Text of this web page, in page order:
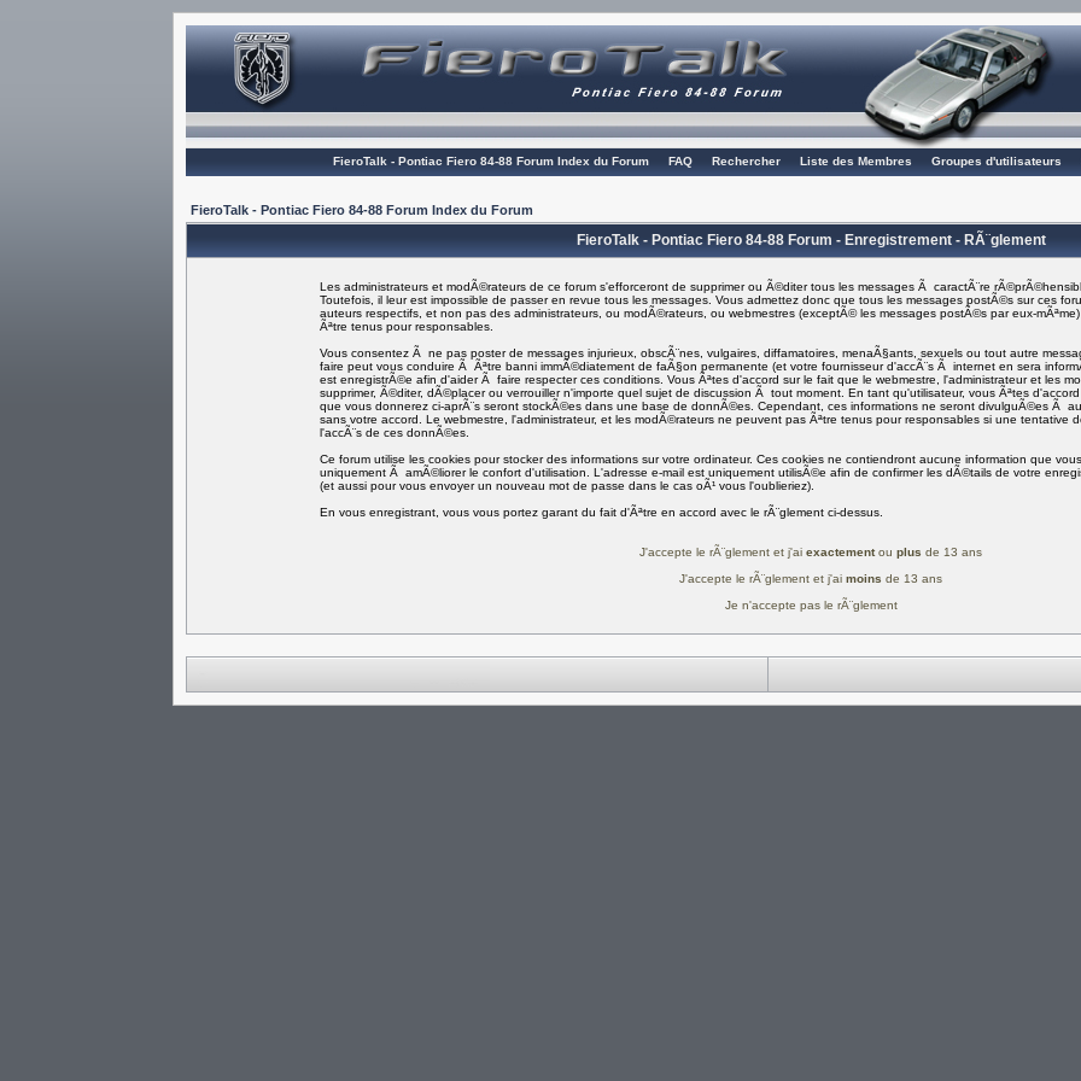
FieroTalk - Pontiac Fiero 84-88 Forum Index du Forum FAQ Rechercher Liste des Membres Groupes d'utilisateurs
FieroTalk - Pontiac Fiero 84-88 Forum Index du Forum
FieroTalk - Pontiac Fiero 84-88 Forum - Enregistrement - RÃ¨glement
Les administrateurs et modÃ©rateurs de ce forum s'efforceront de supprimer ou Ã©diter tous les messages Ã caractÃ¨re
Toutefois, il leur est impossible de passer en revue tous les messages. Vous admettez donc que tous les messages postÃ©s sur ces
auteurs respectifs, et non pas des administrateurs, ou modÃ©rateurs, ou webmestres (exceptÃ© les messages postÃ©s par eux-
Ãªtre tenus pour responsables.
Vous consentez Ã ne pas poster de messages injurieux, obscÃ¨nes, vulgaires, diffamatoires, menaÃ§ants, sexuels ou tout autre
faire peut vous conduire Ã Ãªtre banni immÃ©diatement de faÃ§on permanente (et votre fournisseur d'accÃ¨s Ã internet en sera
est enregistrÃ©e afin d'aider Ã faire respecter ces conditions. Vous Ãªtes d'accord sur le fait que le webmestre, l'administrateur et les
supprimer, Ã©diter, dÃ©placer ou verrouiller n'importe quel sujet de discussion Ã tout moment. En tant qu'utilisateur, vous Ãªtes
que vous donnerez ci-aprÃ¨s seront stockÃ©es dans une base de donnÃ©es. Cependant, ces informations ne seront divulguÃ©es Ã
sans votre accord. Le webmestre, l'administrateur, et les modÃ©rateurs ne peuvent pas Ãªtre tenus pour responsables si une tentative
l'accÃ¨s de ces donnÃ©es.
Ce forum utilise les cookies pour stocker des informations sur votre ordinateur. Ces cookies ne contiendront aucune information que
uniquement Ã amÃ©liorer le confort d'utilisation. L'adresse e-mail est uniquement utilisÃ©e afin de confirmer les dÃ©tails de votre
(et aussi pour vous envoyer un nouveau mot de passe dans le cas oÃ¹ vous l'oublieriez).
En vous enregistrant, vous vous portez garant du fait d'Ãªtre en accord avec le rÃ¨glement ci-dessus.
J'accepte le rÃ¨glement et j'ai exactementou plus de 13 ans
J'accepte le rÃ¨glement et j'ai moins de 13 ans
Je n'accepte pas le rÃ¨glement